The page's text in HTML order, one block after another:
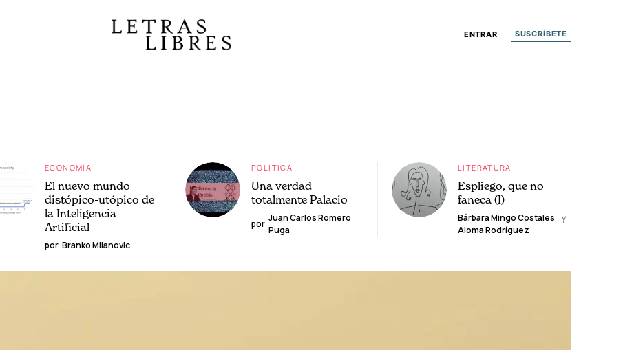
ENTRAR SUSCRÍBETE
ECONOMÍA
El nuevo mundo
distópico-utópico de
la Inteligencia
Artificial
por Branko Milanovic
POLÍTICA
Una verdad
totalmente Palacio
por
Juan Carlos Romero
Puga
LITERATURA
Espliego, que no
faneca (I)
Bárbara Mingo Costales
y
Aloma Rodríguez